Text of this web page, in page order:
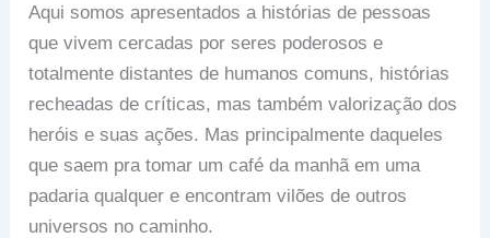
Aqui somos apresentados a histórias de pessoas
que vivem cercadas por seres poderosos e
totalmente distantes de humanos comuns, histórias
recheadas de críticas, mas também valorização dos
heróis e suas ações. Mas principalmente daqueles
que saem pra tomar um café da manhã em uma
padaria qualquer e encontram vilões de outros
universos no caminho.